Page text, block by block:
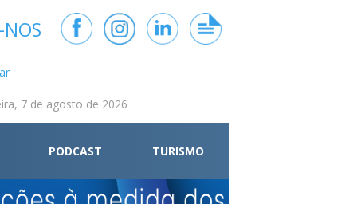
7 de agosto de 2026
PODCAST TURISMO